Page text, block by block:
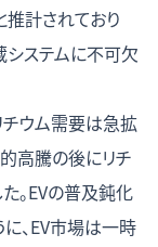
計されており
システムに不可欠
チウム需要は急拡
高騰の後にリチ
。EVの普及鈍化
、EV市場は一時